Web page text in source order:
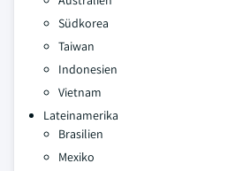
Südkorea
Taiwan
Indonesien
Vietnam
Lateinamerika
Brasilien
Mexiko